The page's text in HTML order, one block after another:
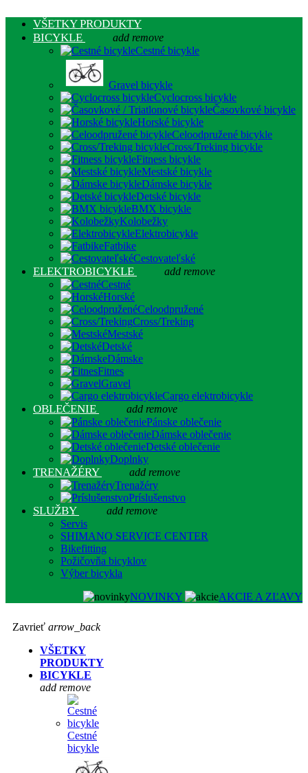
VŠETKY PRODUKTY
BICYKLE
add remove
Cestné bicykle
Gravel bicykle
Cyclocross bicykle
Časovkové bicykle
Horské bicykle
Celoodpružené bicykle
Cross/Treking bicykle
Fitness bicykle
Mestské bicykle
Dámske bicykle
Detské bicykle
BMX bicykle
Kolobežky
Elektrobicykle
Fatbike
Cestovateľské
ELEKTROBICYKLE add remove
Cestné
Horské
Celoodpružené
Cross/Treking
Mestské
Detské
Dámske
Fitnes
Gravel
Cargo elektrobicykle
OBLEČENIE add remove
Pánske oblečenie
Dámske oblečenie
Detské oblečenie
Doplnky
TRENAŽÉRY add remove
Trenažéry
Príslušenstvo
SLUŽBY add remove
Servis
SHIMANO SERVICE CENTER
Bikefitting
Požičovňa bicyklov
Výber bicykla
NOVINKY
AKCIE A ZĽAVY
Zavrieť arrow_back
VŠETKY
PRODUKTY
BICYKLE
add remove
Cestné
bicykle